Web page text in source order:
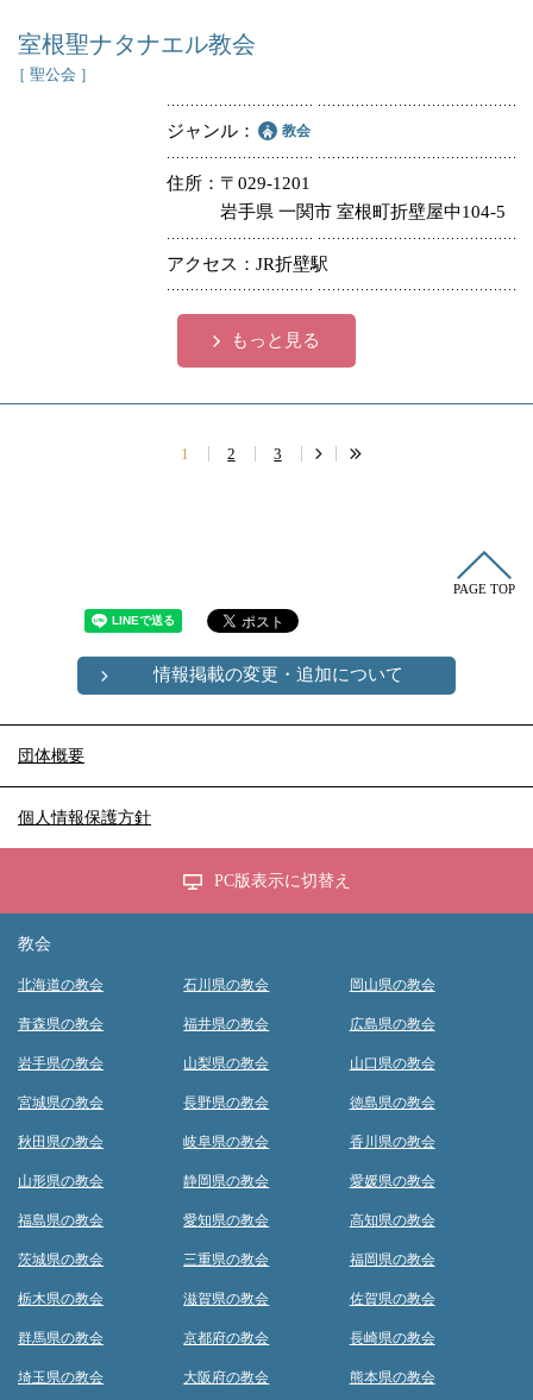
室根聖ナタナエル教会
［ 聖公会 ］
ジャンル 教会
住所
〒029-1201
岩手県 一関市 室根町折壁屋中104-5
アクセス JR折壁駅
もっと見る
1 2 3
PAGE TOP
情報掲載の変更・追加について
団体概要
個人情報保護方針
PC版表示に切替え
教会
北海道の教会
青森県の教会
岩手県の教会
宮城県の教会
秋田県の教会
山形県の教会
福島県の教会
茨城県の教会
栃木県の教会
群馬県の教会
埼玉県の教会
石川県の教会
福井県の教会
山梨県の教会
長野県の教会
岐阜県の教会
静岡県の教会
愛知県の教会
三重県の教会
滋賀県の教会
京都府の教会
大阪府の教会
岡山県の教会
広島県の教会
山口県の教会
徳島県の教会
香川県の教会
愛媛県の教会
高知県の教会
福岡県の教会
佐賀県の教会
長崎県の教会
熊本県の教会